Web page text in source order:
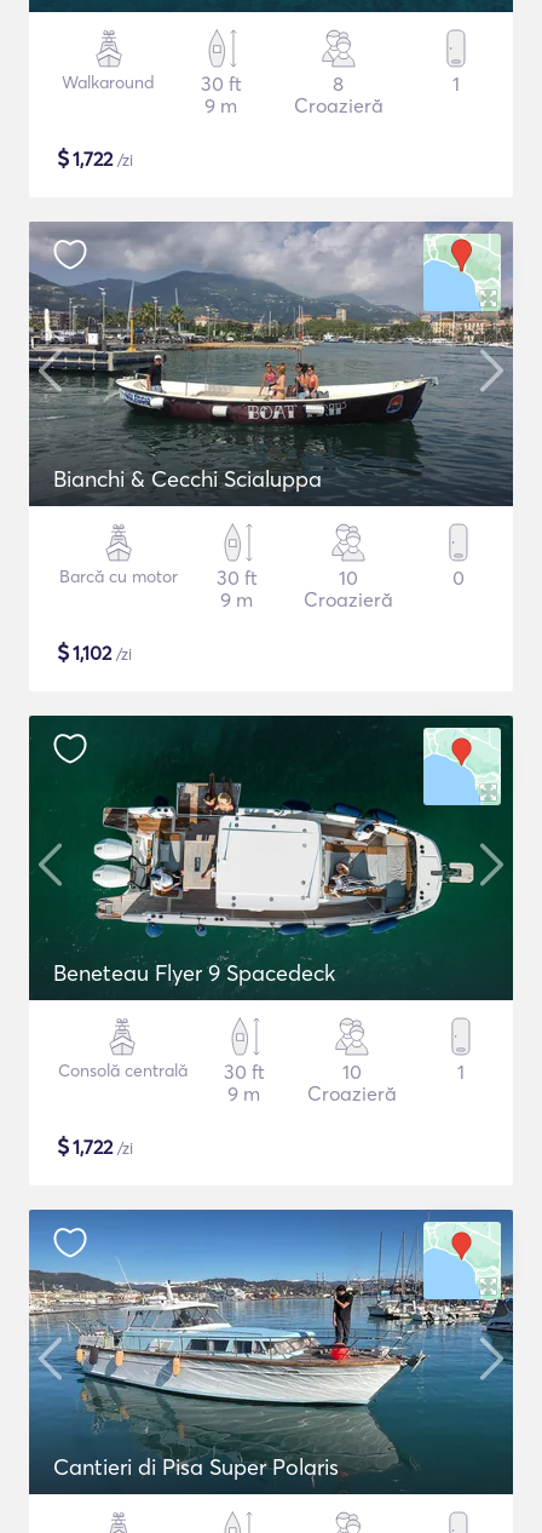
Walkaround
30 ft
9 m
8
Croazieră
1
$1,722/zi
Bianchi & Cecchi Scialuppa
Barcă cu motor
30 ft
9 m
10
Croazieră
0
$1,102/zi
Beneteau Flyer 9 Spacedeck
Consolă centrală
30 ft
9 m
10
Croazieră
1
$1,722/zi
Cantieri di Pisa Super Polaris